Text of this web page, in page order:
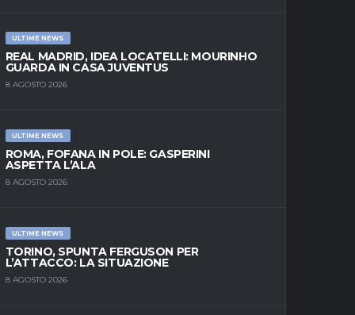
ULTIME NEWS
REAL MADRID, IDEA LOCATELLI: MOURINHO
GUARDA IN CASA JUVENTUS
8 AGOSTO 2026
ULTIME NEWS
ROMA, FOFANA IN POLE: GASPERINI
ASPETTA L’ALA
8 AGOSTO 2026
ULTIME NEWS
TORINO, SPUNTA FERGUSON PER
L’ATTACCO: LA SITUAZIONE
8 AGOSTO 2026